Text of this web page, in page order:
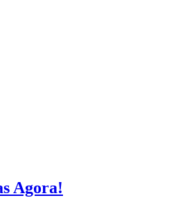
Agora!